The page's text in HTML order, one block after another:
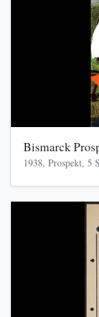
Bismarck
1938, Prospekt, 5